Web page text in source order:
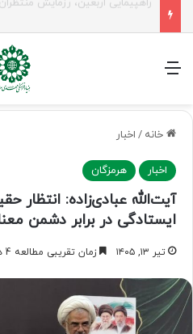
منو
خانه / اخبار
اخبار هرمزگان
آیت‌الله عبادی‌زاده: انتظار
ایستادگی در برابر دشمن
تیر ۱۳, ۱۴۰۵ زمان تقریبی مطالعه 4 دقیقه